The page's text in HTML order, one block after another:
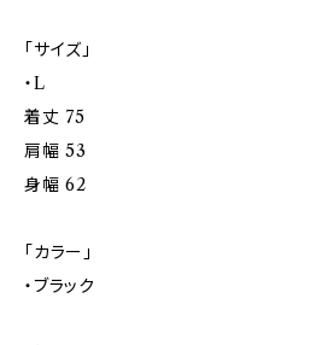
「サイズ」
・L
着丈 75
肩幅 53
身幅 62
「カラー」
・ブラック